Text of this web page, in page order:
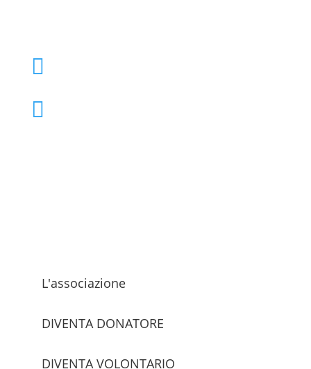


L'associazione
DIVENTA DONATORE
DIVENTA VOLONTARIO